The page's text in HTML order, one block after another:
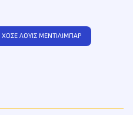
ΧΟΣΕ ΛΟΥΙΣ ΜΕΝΤΙΛΙΜΠΑΡ